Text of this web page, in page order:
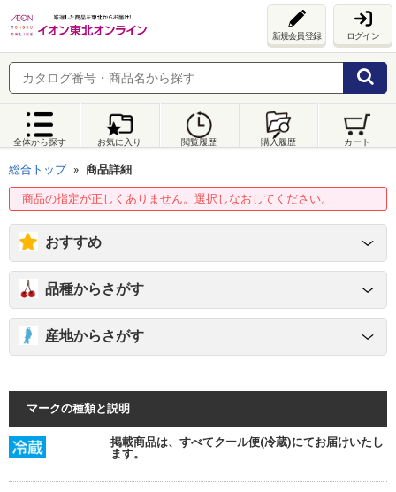
新規会員登録 ログイン
全体から探す お気に入り 閲覧履歴 購入履歴 カート
総合トップ 商品詳細
商品の指定が正しくありません。選択しなおしてください。
おすすめ
品種からさがす
産地からさがす
マークの種類と説明
掲載商品は、すべてクール便(冷蔵)にてお届けいたし
ます。